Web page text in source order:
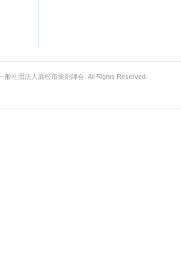
般社団法人浜松市薬剤師会. All Rights Reserved.